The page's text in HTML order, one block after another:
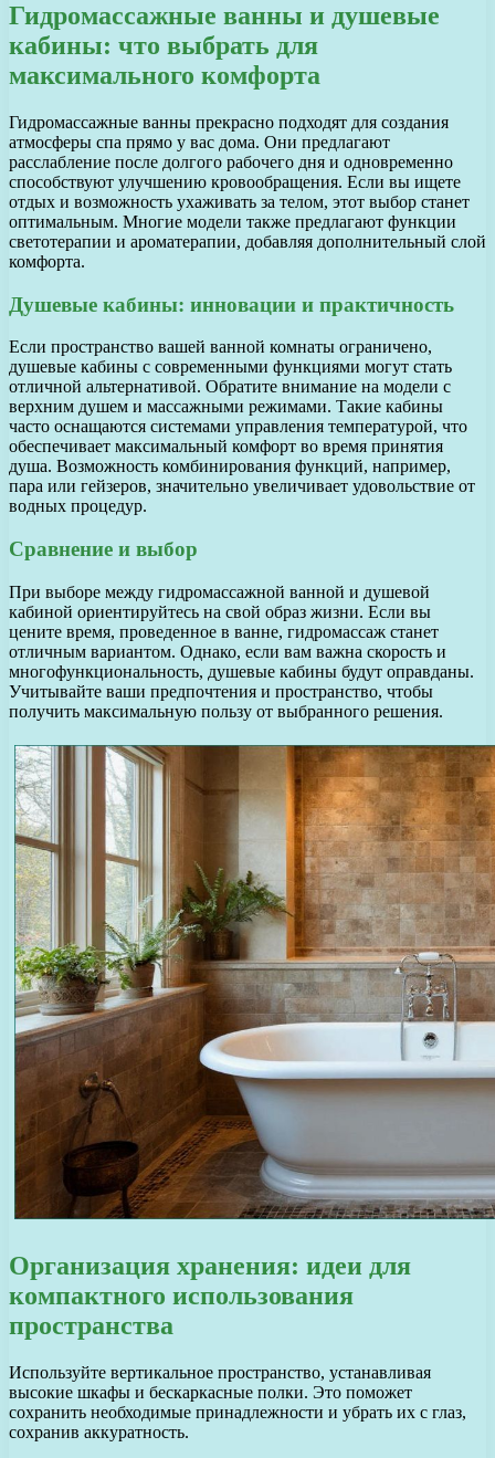
Гидромассажные ванны и душевые
кабины: что выбрать для
максимального комфорта
Гидромассажные ванны прекрасно подходят для создания
атмосферы спа прямо у вас дома. Они предлагают
расслабление после долгого рабочего дня и одновременно
способствуют улучшению кровообращения. Если вы ищете
отдых и возможность ухаживать за телом, этот выбор станет
оптимальным. Многие модели также предлагают функции
светотерапии и ароматерапии, добавляя дополнительный слой
комфорта.
Душевые кабины: инновации и практичность
Если пространство вашей ванной комнаты ограничено,
душевые кабины с современными функциями могут стать
отличной альтернативой. Обратите внимание на модели с
верхним душем и массажными режимами. Такие кабины
часто оснащаются системами управления температурой, что
обеспечивает максимальный комфорт во время принятия
душа. Возможность комбинирования функций, например,
пара или гейзеров, значительно увеличивает удовольствие от
водных процедур.
Сравнение и выбор
При выборе между гидромассажной ванной и душевой
кабиной ориентируйтесь на свой образ жизни. Если вы
цените время, проведенное в ванне, гидромассаж станет
отличным вариантом. Однако, если вам важна скорость и
многофункциональность, душевые кабины будут оправданы.
Учитывайте ваши предпочтения и пространство, чтобы
получить максимальную пользу от выбранного решения.
Организация хранения: идеи для
компактного использования
пространства
Используйте вертикальное пространство, устанавливая
высокие шкафы и бескаркасные полки. Это поможет
сохранить необходимые принадлежности и убрать их с глаз,
сохранив аккуратность.